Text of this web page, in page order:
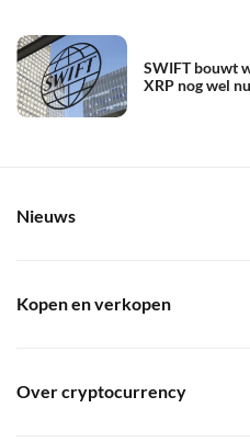
SWIFT bouwt
XRP nog wel
Nieuws
Kopen en verkopen
Over cryptocurrency